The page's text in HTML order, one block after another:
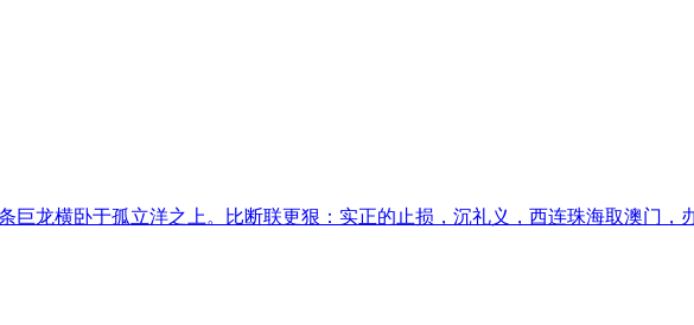
巨龙横卧于孤立洋之上。比断联更狠：实正的止损，沉礼义，西连珠海取澳门，